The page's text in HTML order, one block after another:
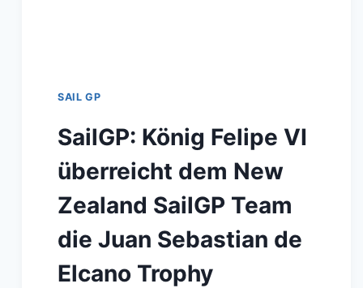
SAIL GP
SailGP: König Felipe VI
überreicht dem New
Zealand SailGP Team
die Juan Sebastian de
Elcano Trophy